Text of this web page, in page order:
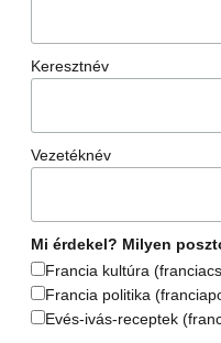
Keresztnév
Vezetéknév
Mi érdekel? Milyen
Francia kultúra
Francia politika
Evés-ivás-receptek